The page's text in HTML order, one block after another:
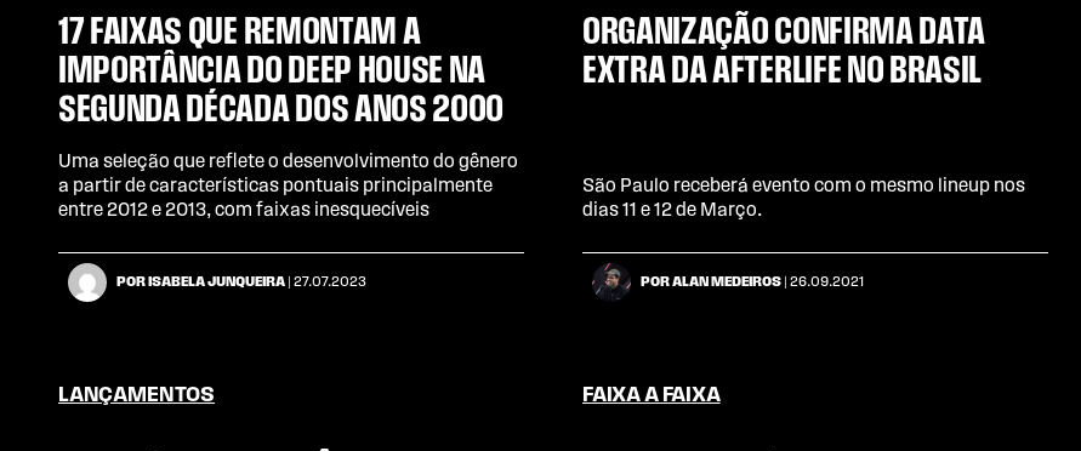
17 FAIXAS QUE REMONTAM A
IMPORTÂNCIA DO DEEP HOUSE NA
SEGUNDA DÉCADA DOS ANOS 2000
Uma seleção que reflete o desenvolvimento do gênero
a partir de características pontuais principalmente
entre 2012 e 2013, com faixas inesquecíveis
POR ISABELA JUNQUEIRA | 27.07.2023
ORGANIZAÇÃO CONFIRMA DATA
EXTRA DA AFTERLIFE NO BRASIL
São Paulo receberá evento com o mesmo lineup nos
dias 11 e 12 de Março.
POR ALAN MEDEIROS | 26.09.2021
LANÇAMENTOS FAIXA A FAIXA